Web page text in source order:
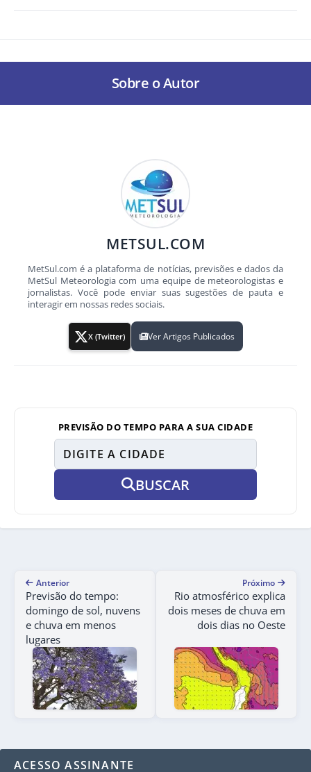
Sobre o Autor
METSUL.COM
MetSul.com é a plataforma de notícias, previsões e dados da
MetSul Meteorologia com uma equipe de meteorologistas e
jornalistas. Você pode enviar suas sugestões de pauta e
interagir em nossas redes sociais.
X (Twitter) Ver Artigos Publicados
PREVISÃO DO TEMPO PARA A SUA CIDADE
BUSCAR
Anterior
Previsão do tempo:
domingo de sol, nuvens
e chuva em menos
lugares
Próximo
Rio atmosférico explica
dois meses de chuva em
dois dias no Oeste
ACESSO ASSINANTE